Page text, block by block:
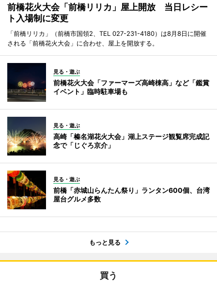
前橋花火大会「前橋リリカ」屋上開放 当日レシー
ト入場制に変更
「前橋リリカ」（前橋市国領2、TEL 027-231-4180）は8月8日に開催
される「前橋花火大会」に合わせ、屋上を開放する。
見る・遊ぶ
前橋花火大会「ファーマーズ高崎棟高」など「鑑賞
イベント」臨時駐車場も
見る・遊ぶ
高崎「榛名湖花火大会」湖上ステージ観覧席完成記
念で「じぐろ京介」
見る・遊ぶ
前橋「赤城山らんたん祭り」ランタン600個、台湾
屋台グルメ多数
もっと見る
買う